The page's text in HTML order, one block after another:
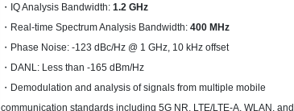
・IQ Analysis Bandwidth: 1.2 GHz
・Real-time Spectrum Analysis Bandwidth: 400 MHz
・Phase Noise: -123 dBc/Hz @ 1 GHz, 10 kHz offset
・DANL: Less than -165 dBm/Hz
・Demodulation and analysis of signals from multiple mobile
communication standards including 5G NR, LTE/LTE-A, WLAN, and